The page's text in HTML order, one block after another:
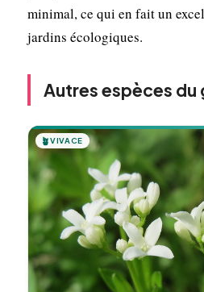
minimal, ce qui en fait un
jardins écologiques.
Autres espèces du
🪴VIVACE